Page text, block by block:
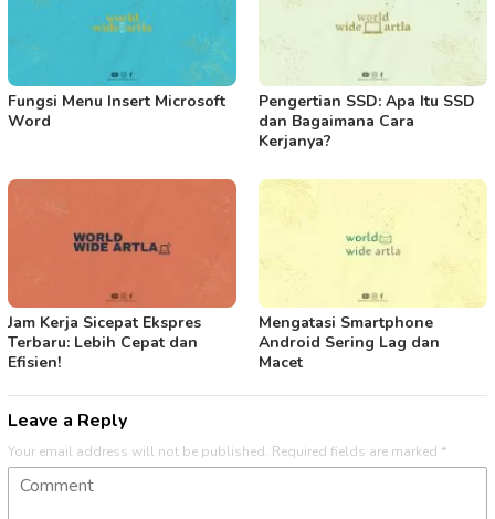
Fungsi Menu Insert Microsoft
Word
Pengertian SSD: Apa Itu SSD
dan Bagaimana Cara
Kerjanya?
Jam Kerja Sicepat Ekspres
Terbaru: Lebih Cepat dan
Efisien!
Mengatasi Smartphone
Android Sering Lag dan
Macet
Leave a Reply
Your email address will not be published. Required fields are marked *